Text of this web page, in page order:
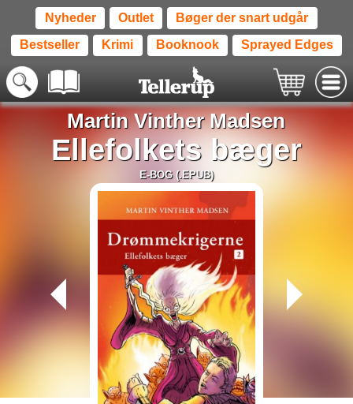
Nyheder Outlet Bøger der snart udgår
Bestseller Krimi Booknook Sprayed Edges
Martin Vinther Madsen
Ellefolkets bæger
E-BOG (.EPUB)